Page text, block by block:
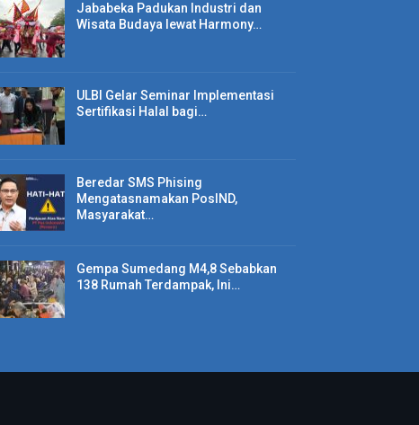
Jababeka Padukan Industri dan
Wisata Budaya lewat Harmony…
ULBI Gelar Seminar Implementasi
Sertifikasi Halal bagi…
Beredar SMS Phising
Mengatasnamakan PosIND,
Masyarakat…
Gempa Sumedang M4,8 Sebabkan
138 Rumah Terdampak, Ini…